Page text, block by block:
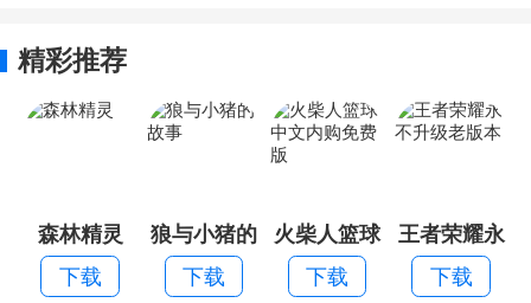
精彩推荐
森林精灵
下载
狼与小猪的
故事
下载
火柴人篮球
中文内购免
费版
下载
王者荣耀永
不升级老版
本
下载